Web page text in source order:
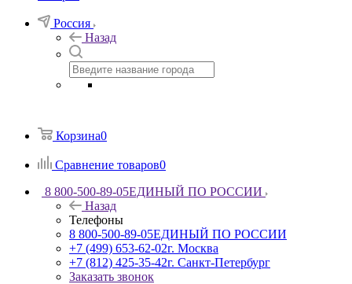
Россия
Назад
Корзина0
Сравнение товаров0
8 800-500-89-05ЕДИНЫЙ ПО РОССИИ
Назад
Телефоны
8 800-500-89-05ЕДИНЫЙ ПО РОССИИ
+7 (499) 653-62-02г. Москва
+7 (812) 425-35-42г. Санкт-Петербург
Заказать звонок